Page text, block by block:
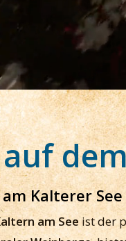
Kalterer
am See ist der